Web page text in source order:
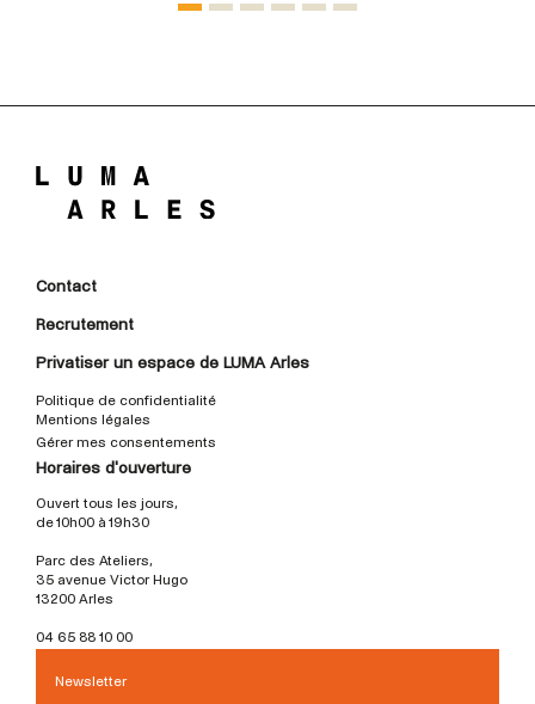
Contact
Recrutement
Privatiser un espace de LUMA Arles
Politique de confidentialité
Mentions légales
Gérer mes consentements
Horaires d'ouverture
Ouvert tous les jours,
de 10h00 à 19h30
Parc des Ateliers,
35 avenue Victor Hugo
13200 Arles
04 65 88 10 00
Newsletter